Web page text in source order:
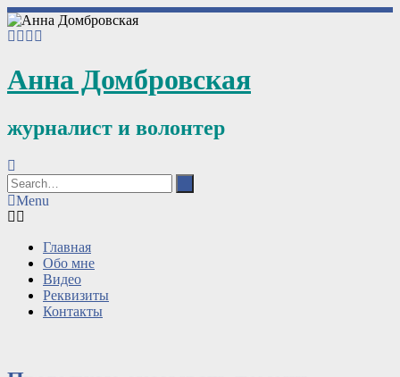
Анна Домбровская
журналист и волонтер
Menu
Главная
Обо мне
Видео
Реквизиты
Контакты